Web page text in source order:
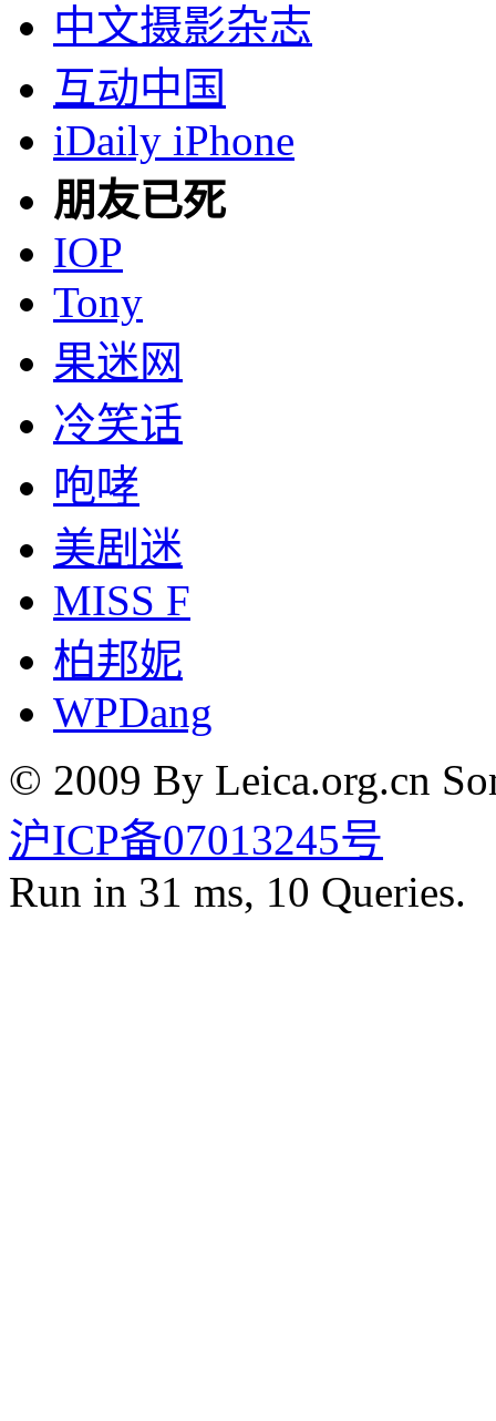
中文摄影杂志
互动中国
iDaily iPhone
朋友已死
IOP
Tony
果迷网
冷笑话
咆哮
美剧迷
MISS F
柏邦妮
WPDang
© 2009 By Leica.org.cn
沪ICP备07013245号
Run in 31 ms, 10 Queries.